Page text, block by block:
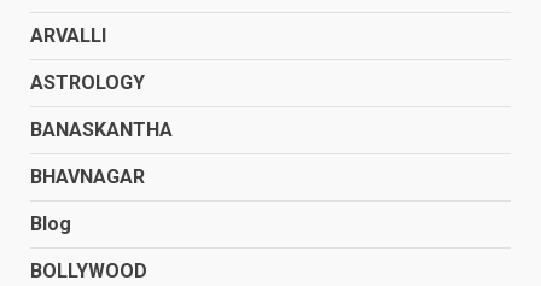
ARVALLI
ASTROLOGY
BANASKANTHA
BHAVNAGAR
Blog
BOLLYWOOD